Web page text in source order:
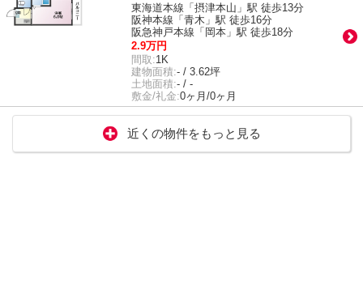
東海道本線「摂津本山」駅 徒歩13分
阪神本線「青木」駅 徒歩16分
阪急神戸本線「岡本」駅 徒歩18分
2.9万円
間取:1K
建物面積:- / 3.62坪
土地面積:- / -
敷金/礼金:0ヶ月/0ヶ月
近くの物件をもっと見る